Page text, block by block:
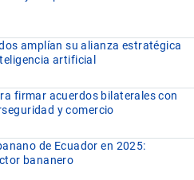
amplían su alianza estratégica
artificial
firmar acuerdos bilaterales con
y comercio
de Ecuador en 2025:
bananero